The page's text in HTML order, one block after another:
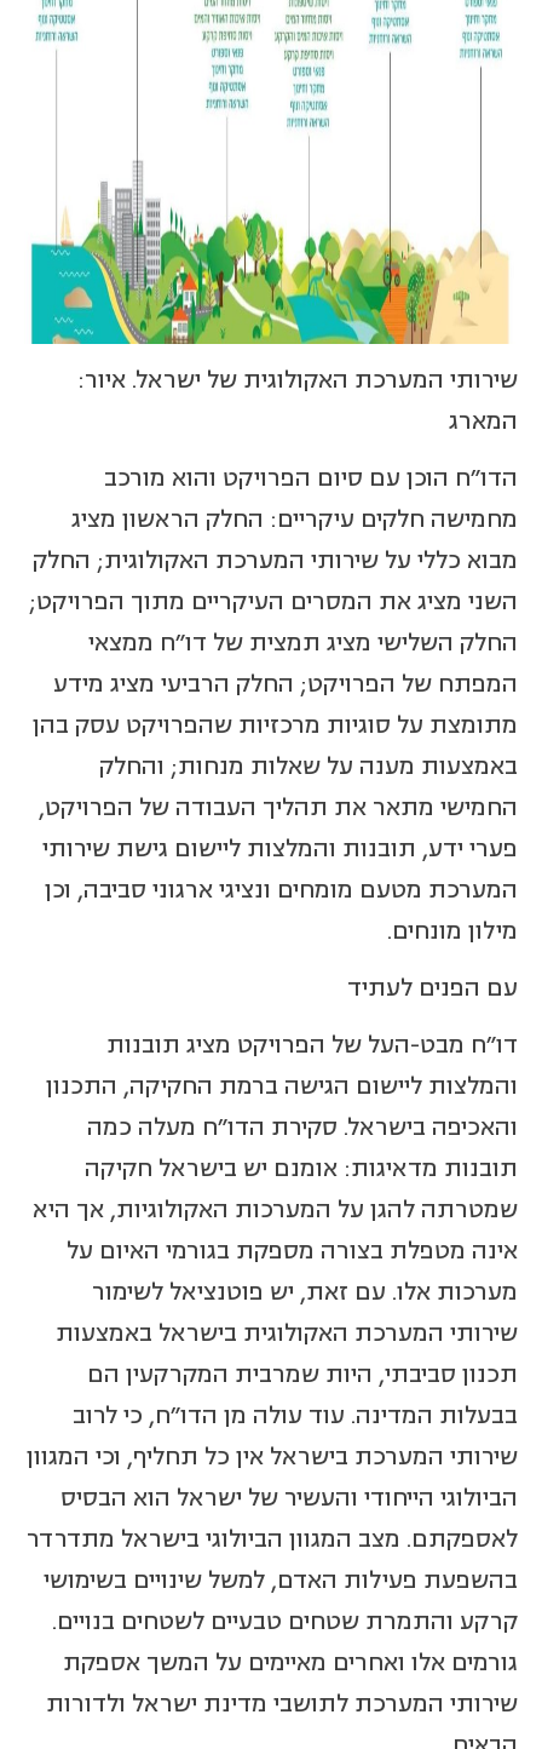
שירותי המערכת האקולוגית של ישראל. איור:
המארג
הדו"ח הוכן עם סיום הפרויקט והוא מורכב
מחמישה חלקים עיקריים: החלק הראשון מציג
מבוא כללי על שירותי המערכת האקולוגית; החלק
השני מציג את המסרים העיקריים מתוך הפרויקט;
החלק השלישי מציג תמצית של דו״ח ממצאי
המפתח של הפרויקט; החלק הרביעי מציג מידע
מתומצת על סוגיות מרכזיות שהפרויקט עסק בהן
באמצעות מענה על שאלות מנחות; והחלק
החמישי מתאר את תהליך העבודה של הפרויקט,
פערי ידע, תובנות והמלצות ליישום גישת שירותי
המערכת מטעם מומחים ונציגי ארגוני סביבה, וכן
מילון מונחים.
עם הפנים לעתיד
דו"ח מבט-העל של הפרויקט מציג תובנות
והמלצות ליישום הגישה ברמת החקיקה, התכנון
והאכיפה בישראל. סקירת הדו"ח מעלה כמה
תובנות מדאיגות: אומנם יש בישראל חקיקה
שמטרתה להגן על המערכות האקולוגיות, אך היא
אינה מטפלת בצורה מספקת בגורמי האיום על
מערכות אלו. עם זאת, יש פוטנציאל לשימור
שירותי המערכת האקולוגית בישראל באמצעות
תכנון סביבתי, היות שמרבית המקרקעין הם
בבעלות המדינה. עוד עולה מן הדו"ח, כי לרוב
שירותי המערכת בישראל אין כל תחליף, וכי המגוון
הביולוגי הייחודי והעשיר של ישראל הוא הבסיס
לאספקתם. מצב המגוון הביולוגי בישראל מתדרדר
בהשפעת פעילות האדם, למשל שינויים בשימושי
קרקע והתמרת שטחים טבעיים לשטחים בנויים.
גורמים אלו ואחרים מאיימים על המשך אספקת
שירותי המערכת לתושבי מדינת ישראל ולדורות